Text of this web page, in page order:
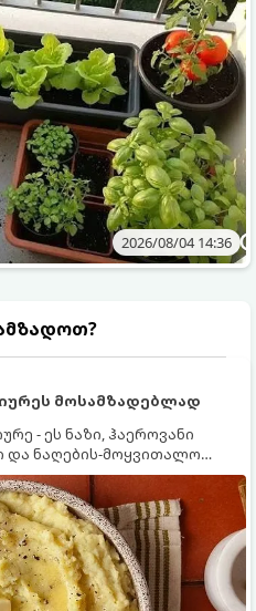
2026/08/04 14:36
მოსამზადებლად
- ეს ნაზი, ჰაეროვანი
და ნაღების-მოყვითალო
მარტივია, მაგრამ
რომლებიც უნდა
გემრიელი გამოვიდეს.